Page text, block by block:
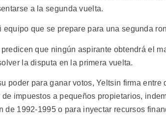
a la segunda vuelta.
equipo que se prepare para una segunda
que ningún aspirante obtendrá el
la disputa en la primera vuelta.
poder para ganar votos, Yeltsin firma
impuestos a pequeños propietarios,
de 1992-1995 o para inyectar recursos